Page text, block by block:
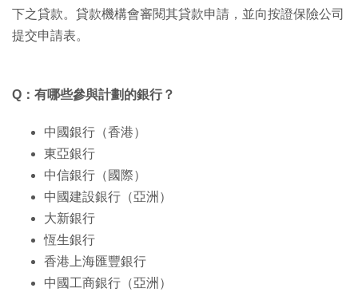
下之貸款。貸款機構會審閱其貸款申請，並向按證保險公司
提交申請表。
Q：有哪些參與計劃的銀行？
中國銀行（香港）
東亞銀行
中信銀行（國際）
中國建設銀行（亞洲）
大新銀行
恆生銀行
香港上海匯豐銀行
中國工商銀行（亞洲）